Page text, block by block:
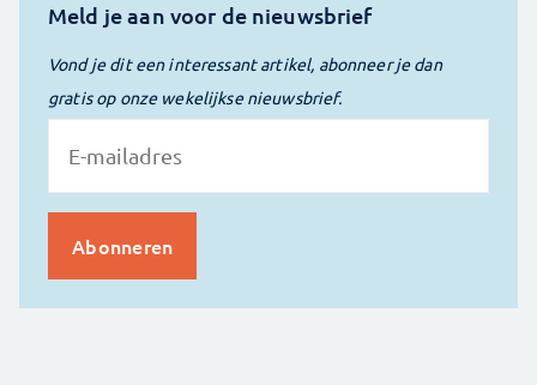
Meld je aan voor de nieuwsbrief
Vond je dit een interessant artikel, abonneer je dan
gratis op onze wekelijkse nieuwsbrief.